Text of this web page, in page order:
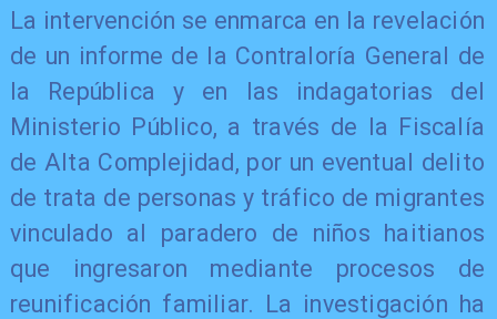
La intervención se enmarca en la revelación
de un informe de la Contraloría General de
la República y en las indagatorias del
Ministerio Público, a través de la Fiscalía
de Alta Complejidad, por un eventual delito
de trata de personas y tráfico de migrantes
vinculado al paradero de niños haitianos
que ingresaron mediante procesos de
reunificación familiar. La investigación ha